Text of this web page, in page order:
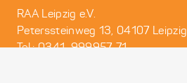
RAA Leipzig e.V.
Peterssteinweg 13, 04107 Leipzig
Tel.: 0341 999957-71